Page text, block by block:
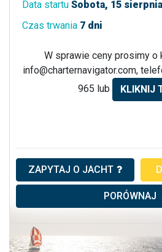
Data startu Sobota, 15
Czas trwania 7 dni
W sprawie ceny prosimy o
info@charternavigator.com,
965 lub
KLIKNIJ
ZAPYTAJ O JACHT
PORÓWNAJ